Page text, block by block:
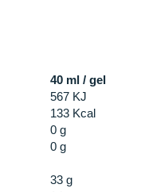
40 ml / gel
567 KJ
133 Kcal
0 g
0 g
33 g